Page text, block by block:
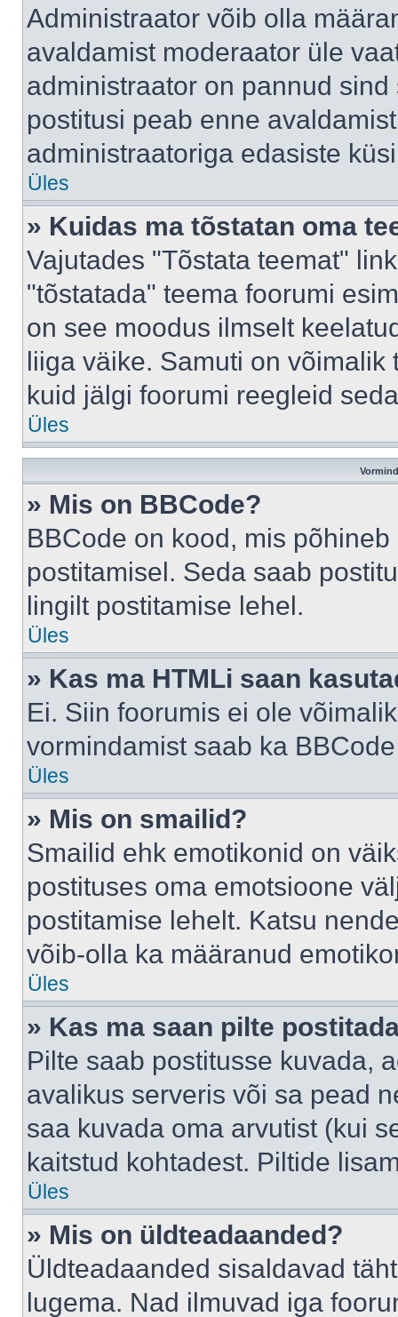
Administraator võib olla
avaldamist moderaator üle
administraator on pannud
postitusi peab enne
administraatoriga edasiste
Üles
» Kuidas ma tõstatan oma
Vajutades "Tõstata teemat"
"tõstatada" teema foorumi
on see moodus ilmselt
liiga väike. Samuti on
kuid jälgi foorumi reegleid
Üles
» Mis on BBCode?
BBCode on kood, mis
postitamisel. Seda saab
lingilt postitamise lehel.
Üles
» Kas ma HTMLi saan
Ei. Siin foorumis ei ole
vormindamist saab ka
Üles
» Mis on smailid?
Smailid ehk emotikonid on
postituses oma emotsioone
postitamise lehelt. Katsu
võib-olla ka määranud
Üles
» Kas ma saan pilte
Pilte saab postitusse kuvada,
avalikus serveris või sa pead
saa kuvada oma arvutist (kui
kaitstud kohtadest. Piltide
Üles
» Mis on üldteadaanded?
Üldteadaanded sisaldavad
lugema. Nad ilmuvad iga